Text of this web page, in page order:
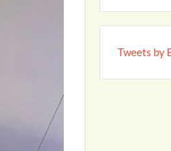
Tweets by